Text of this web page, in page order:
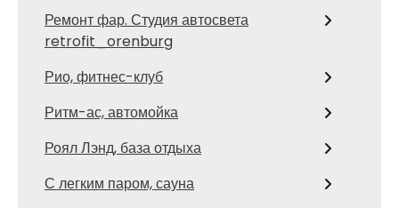
Ремонт фар. Студия автосвета
retrofit_orenburg
Рио, фитнес-клуб
Ритм-ас, автомойка
Роял Лэнд, база отдыха
С легким паром, сауна